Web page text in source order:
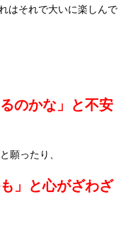
はそれで大いに楽しんで
のかな」と不安
と願ったり、
」と心がざわざ